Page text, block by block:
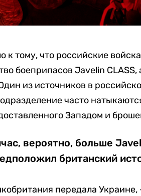
тому, что российские
боеприпасов Javelin CLASS,
из источников в
часто
Западом и
вероятно, больше
британский
передала Украине,